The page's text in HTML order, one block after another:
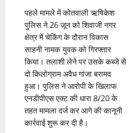
पहले मामले में कोतवाली ऋषिकेश
पुलिस ने 26 जून को शिवाजी नगर
क्षेत्र में चेकिंग के दौरान विकास
साहनी नामक युवक को गिरफ्तार
किया। तलाशी लेने पर उसके कब्जे से
दो किलोग्राम अवैध गांजा बरामद
हुआ। पुलिस ने आरोपी के खिलाफ
एनडीपीएस एक्ट की धारा 8/20 के
तहत मामला दर्ज कर आगे की कानूनी
कार्रवाई शुरू कर दी है।